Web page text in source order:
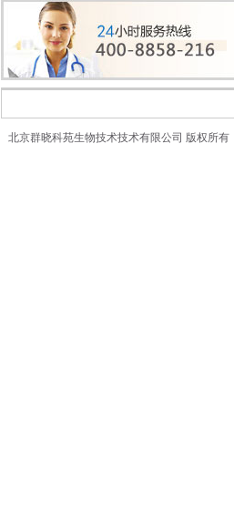
北京群晓科苑生物技术技术有限公司 版权所有